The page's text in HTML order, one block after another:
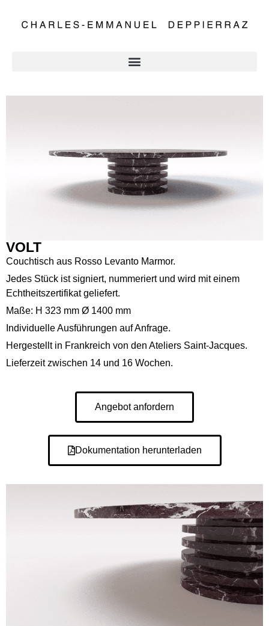
VOLT
Couchtisch aus Rosso Levanto Marmor.
Jedes Stück ist signiert, nummeriert und wird mit einem
Echtheitszertifikat geliefert.
Maße: H 323 mm Ø 1400 mm
Individuelle Ausführungen auf Anfrage.
Hergestellt in Frankreich von den Ateliers Saint-Jacques.
Lieferzeit zwischen 14 und 16 Wochen.
Angebot anfordern
Dokumentation herunterladen